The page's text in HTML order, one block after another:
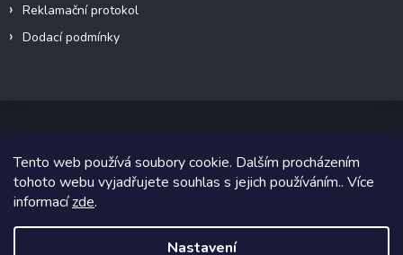
Tento web používá soubory cookie. Dalším procházením
tohoto webu vyjadřujete souhlas s jejich používáním.. Více
informacízde.
Nastavení
Reklamační protokol
Dodací podmínky
Copyright 2026VeteránMoto s.r.o.. Všechna práva vyhrazena.
Grafický návrh vytvořil a na Shoptet implementoval
Shoptetak.cz.